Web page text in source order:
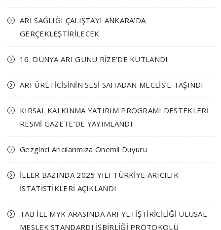
ARI SAĞLIĞI ÇALIŞTAYI ANKARA’DA
GERÇEKLEŞTİRİLECEK
16. DÜNYA ARI GÜNÜ RİZE’DE KUTLANDI
ARI ÜRETİCİSİNİN SESİ SAHADAN MECLİS’E TAŞINDI
KIRSAL KALKINMA YATIRIM PROGRAMI DESTEKLERİ
RESMİ GAZETE’DE YAYIMLANDI
Gezginci Arıcılarımıza Önemli Duyuru
İLLER BAZINDA 2025 YILI TÜRKİYE ARICILIK
İSTATİSTİKLERİ AÇIKLANDI
TAB İLE MYK ARASINDA ARI YETİŞTİRİCİLİĞİ ULUSAL
MESLEK STANDARDI İŞBİRLİĞİ PROTOKOLÜ